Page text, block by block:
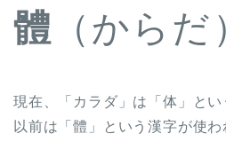
體 （からだ
現在、「カラダ」は「体」とい
以前は「體」という漢字が使わ